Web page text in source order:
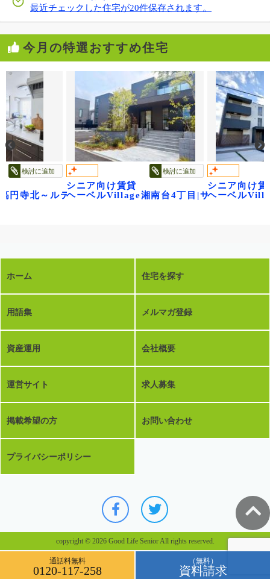
最近チェックした住宅が20件保存されます。
今月の特選おすすめ住宅
領家ヴェルデ
検討に追加
円寺北～ルティルオプス高円寺～
検討に追加
シニア向け賃貸
ヘーベルVillage湘南台4丁目|サニーヒルズ
シニア向け賃
ヘーベル
ホーム 住宅を探す
用語集 メルマガ登録
資産運用 会社概要
運営サイト 求人募集
掲載希望の方 お問い合わせ
プライバシーポリシー
copyright © 2026 Good Life Senior All rights reserved.
通話料無料
0120-117-258
（無料）
資料請求